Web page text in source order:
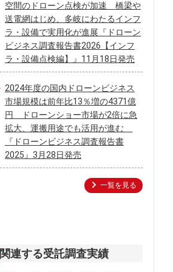
空間のドローン点検が加速 橋梁や
送電網はじめ、多岐にわたるインフ
ラ・設備で実用化が進展『ドローン
ビジネス調査報告書2026【インフ
ラ・設備点検編】』11月18日発売
2024年度の国内ドローンビジネス
市場規模は前年比13％増の4371億
円 ドローンショー市場が2倍に急
拡大、運搬用途でも活用が進む
『ドローンビジネス調査報告書
2025』3月28日発売
一覧を見る
関連する受託調査実績